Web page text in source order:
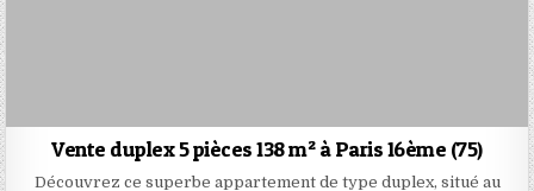
Vente duplex 5 pièces 138 m² à Paris 16ème (75)
Découvrez ce superbe appartement de type duplex, situé au